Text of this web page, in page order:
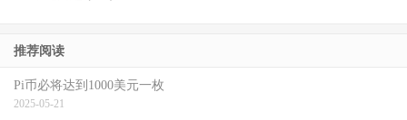
推荐阅读
Pi币必将达到1000美元一枚
2025-05-21